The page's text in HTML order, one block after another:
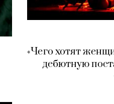
«Чего хотят
дебютную